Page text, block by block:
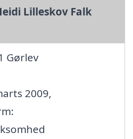
Lilleskov Falk
Gørlev
2009,